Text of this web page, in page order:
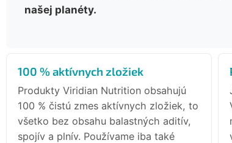
našej planéty.
100 % aktívnych zložiek
Produkty Viridian Nutrition obsahujú
100 % čistú zmes aktívnych zložiek, to
všetko bez obsahu balastných aditív,
spojív a plnív. Používame iba také